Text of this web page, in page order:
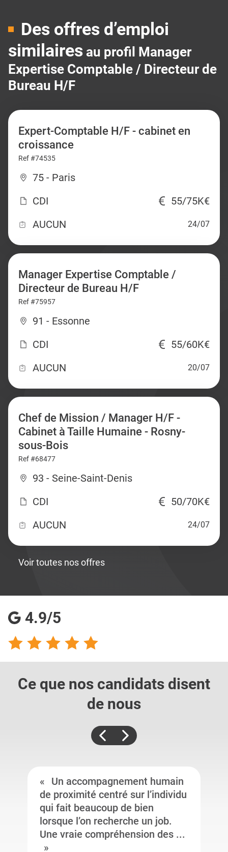
Des offres d’emploi
similaires au profil Manager
Expertise Comptable / Directeur de
Bureau H/F
Expert-Comptable H/F - cabinet en
croissance
Ref #74535
75 - Paris
CDI
55/75K€
AUCUN
24/07
Manager Expertise Comptable /
Directeur de Bureau H/F
Ref #75957
91 - Essonne
CDI
55/60K€
AUCUN
20/07
Chef de Mission / Manager H/F -
Cabinet à Taille Humaine - Rosny-
sous-Bois
Ref #68477
93 - Seine-Saint-Denis
CDI
50/70K€
AUCUN
24/07
Voir toutes nos offres
4.9/5
Ce que nos candidats disent
de nous
Un accompagnement humain
de proximité centré sur l’individu
qui fait beaucoup de bien
lorsque l’on recherche un job.
Une vraie compréhension des ...